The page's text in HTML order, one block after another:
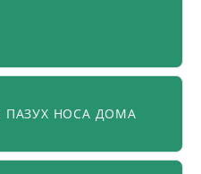
НОСА ДОМА